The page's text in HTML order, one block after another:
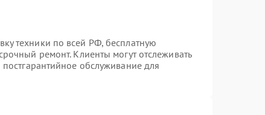
техники по всей РФ, бесплатную
ремонт. Клиенты могут отслеживать
постгарантийное обслуживание для